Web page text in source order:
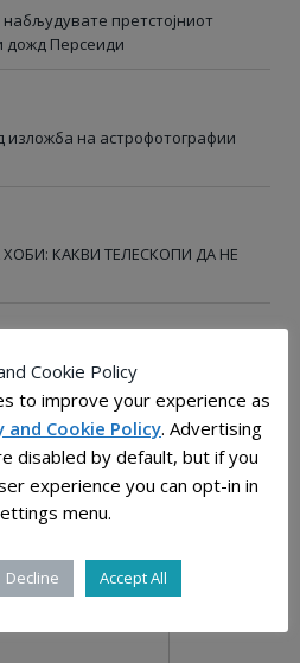
набљудувате претстојниот
дожд Персеиди
изложба на астрофотографии
ХОБИ: КАКВИ ТЕЛЕСКОПИ ДА НЕ
СКОПЈЕ
Cookie Policy
to improve your experience as
and Cookie Policy. Advertising
disabled by default, but if you
experience you can opt-in in
menu.
Decline Accept All